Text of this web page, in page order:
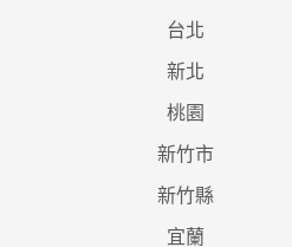
台北
新北
桃園
新竹市
新竹縣
宜蘭